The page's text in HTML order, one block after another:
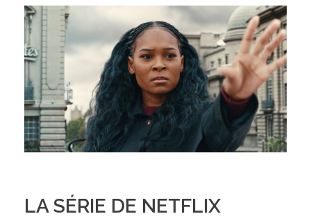
LA SÉRIE DE NETFLIX